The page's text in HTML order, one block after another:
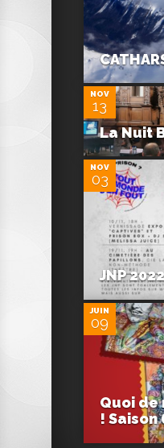
NOV
13
0
La Nuit
NOV
03
0
JNP 2022
JUIN
09
Quoi de
! Saison